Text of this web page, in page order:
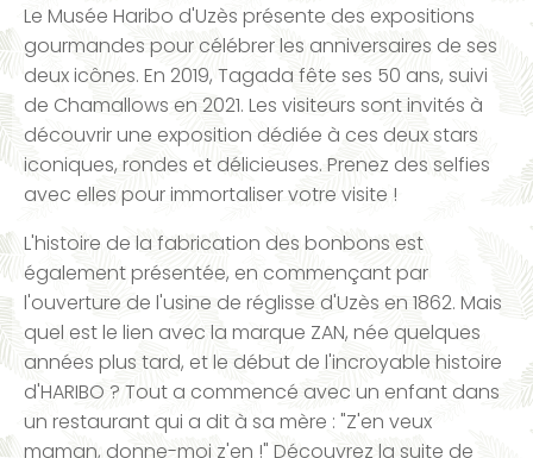
Le Musée Haribo d'Uzès présente des expositions
gourmandes pour célébrer les anniversaires de ses
deux icônes. En 2019, Tagada fête ses 50 ans, suivi
de Chamallows en 2021. Les visiteurs sont invités à
découvrir une exposition dédiée à ces deux stars
iconiques, rondes et délicieuses. Prenez des selfies
avec elles pour immortaliser votre visite !
L'histoire de la fabrication des bonbons est
également présentée, en commençant par
l'ouverture de l'usine de réglisse d'Uzès en 1862. Mais
quel est le lien avec la marque ZAN, née quelques
années plus tard, et le début de l'incroyable histoire
d'HARIBO ? Tout a commencé avec un enfant dans
un restaurant qui a dit à sa mère : "Z'en veux
maman, donne-moi z'en !" Découvrez la suite de